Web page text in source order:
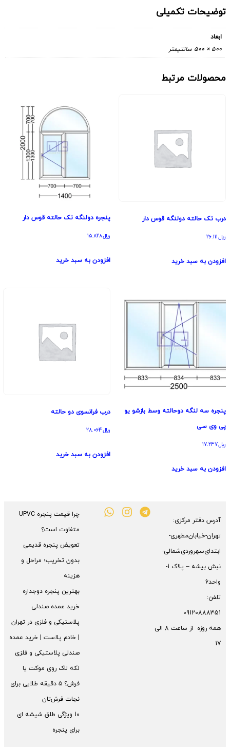
توضیحات تکمیلی
ابعاد
500 × 500 سانتیمتر
محصولات مرتبط
درب تک حالته دولنگه قوس دار
﷼26.111
افزودن به سبد خرید
پنجره دولنگه تک حالته قوس دار
﷼15.828
افزودن به سبد خرید
پنجره سه لنگه دوحالته وسط بازشو یو
پی وی سی
﷼17.247
افزودن به سبد خرید
درب فرانسوی دو حالته
﷼28.064
افزودن به سبد خرید
آدرس دفتر مرکزی:
تهران-خیابان‌مطهری-
ابتدای‌سهروردی‌شمالی-
نبش بیشه – پلاک 1-
واحد6
تلفن:
09120888351
همه روزه از ساعت 8 الی
17
چرا قیمت پنجره UPVC
متفاوت است؟
تعویض پنجره قدیمی
بدون تخریب؛ مراحل و
هزینه
بهترین پنجره دوجداره
خرید عمده صندلی
پلاستیکی و فلزی در تهران
| خادم پلاست | خرید عمده
صندلی پلاستیکی و فلزی
لکه لاک روی موکت یا
فرش؟ ۵ دقیقه طلایی برای
نجات فرش‌تان
10 ویژگی طلق شیشه ای
برای پنجره